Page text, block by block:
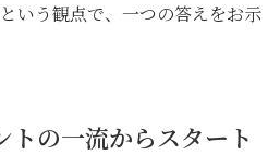
いう観点で、一つの答えをお示
トの一流からスタート